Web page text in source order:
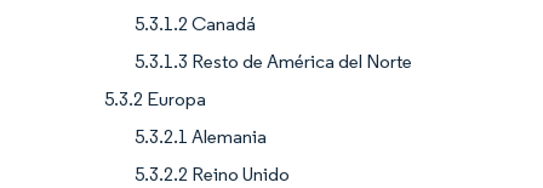
5.3.1.2 Canadá
5.3.1.3 Resto de América del Norte
5.3.2 Europa
5.3.2.1 Alemania
5.3.2.2 Reino Unido